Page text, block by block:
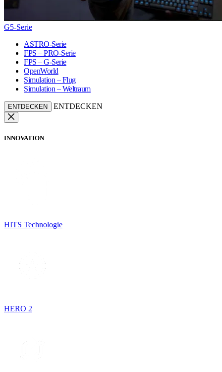
G5-Serie
ASTRO-Serie
FPS – PRO-Serie
FPS – G-Serie
OpenWorld
Simulation – Flug
Simulation – Weltraum
ENTDECKEN ENTDECKEN
INNOVATION
HITS Technologie
HERO 2